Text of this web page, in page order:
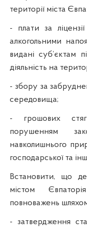
території міста
- плати за
алкогольними
видані суб’єктам
діяльність на
- збору за
середовища;
- грошових
порушенням
навколишнього
господарської та
Встановити, що
містом
повноважень
- затвердження